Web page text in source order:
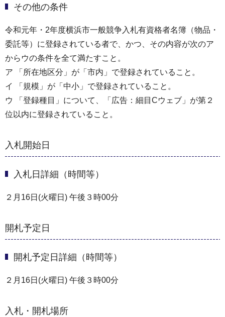
その他の条件
令和元年・2年度横浜市一般競争入札有資格者名簿（物品・
委託等）に登録されている者で、かつ、その内容が次のア
からウの条件を全て満たすこと。
ア 「所在地区分」が「市内」で登録されていること。
イ 「規模」が「中小」で登録されていること。
ウ 「登録種目」について、「広告：細目Cウェブ」が第２
位以内に登録されていること。
入札開始日
入札日詳細（時間等）
２月16日(火曜日) 午後３時00分
開札予定日
開札予定日詳細（時間等）
２月16日(火曜日) 午後３時00分
入札・開札場所